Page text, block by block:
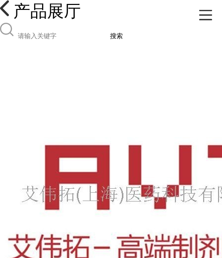
产品展厅
搜索